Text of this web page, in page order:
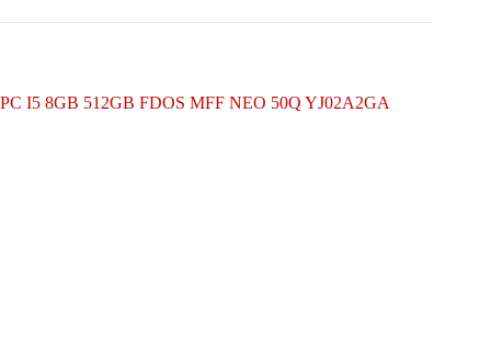
PC I5 8GB 512GB FDOS MFF NEO 50Q YJ02A2GA